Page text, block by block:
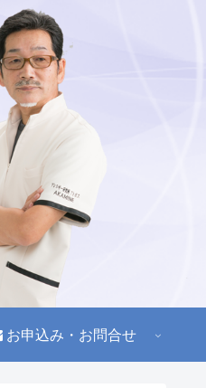
お申込み・お問合せ